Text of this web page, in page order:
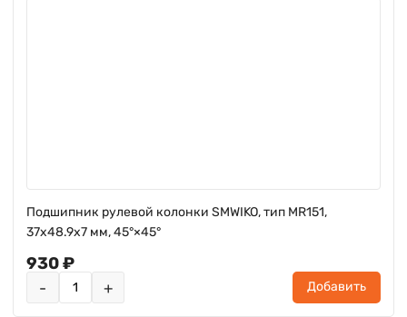
Подшипник рулевой колонки SMWIKO, тип MR151,
37x48.9x7 мм, 45°×45°
930 ₽
- + Добавить